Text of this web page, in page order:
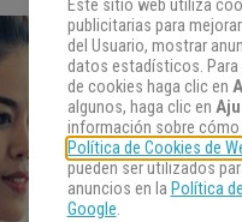
Este sitio web utiliza
publicitarias para
del Usuario, mostrar
datos estadísticos.
de cookies haga clic en
algunos, haga clic en
información sobre
Política de Cookies de
pueden ser utilizados
anuncios en la Política
Google.